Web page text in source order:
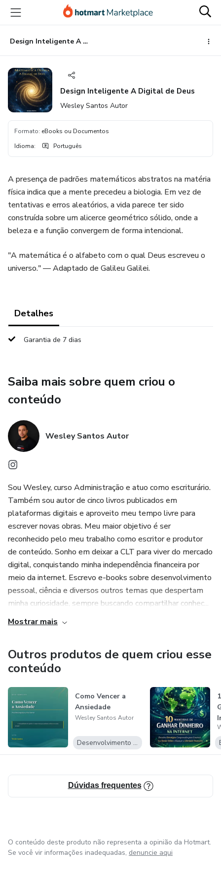
para
conteúdo
principal
para
pagamento
para
rodapé
Design Inteligente A Digital de Deus
Design Inteligente A Digital de Deus
Wesley Santos Autor
Formato: eBooks ou Documentos
Idioma: Português
A presença de padrões matemáticos abstratos na matéria
física indica que a mente precedeu a biologia. Em vez de
tentativas e erros aleatórios, a vida parece ter sido
construída sobre um alicerce geométrico sólido, onde a
beleza e a função convergem de forma intencional.
"A matemática é o alfabeto com o qual Deus escreveu o
universo." — Adaptado de Galileu Galilei.
Detalhes
Garantia de 7 dias
Saiba mais sobre quem criou o
conteúdo
Wesley Santos Autor
Sou Wesley, curso Administração e atuo como escriturário.
Também sou autor de cinco livros publicados em
plataformas digitais e aproveito meu tempo livre para
escrever novas obras. Meu maior objetivo é ser
reconhecido pelo meu trabalho como escritor e produtor
de conteúdo. Sonho em deixar a CLT para viver do mercado
digital, conquistando minha independência financeira por
meio da internet. Escrevo e-books sobre desenvolvimento
pessoal, ciência e diversos outros temas que despertam
minha curiosidade, sempre buscando compartilhar conhec...
Mostrar mais
Outros produtos de quem criou esse
conteúdo
Como Vencer a
Ansiedade
Wesley Santos Autor
Desenvolvimento Pessoal
Dúvidas frequentes
O conteúdo deste produto não representa a opinião da Hotmart.
Se você vir informações inadequadas, denuncie aqui